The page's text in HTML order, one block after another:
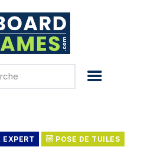
EXPERT POSE DE TUILES